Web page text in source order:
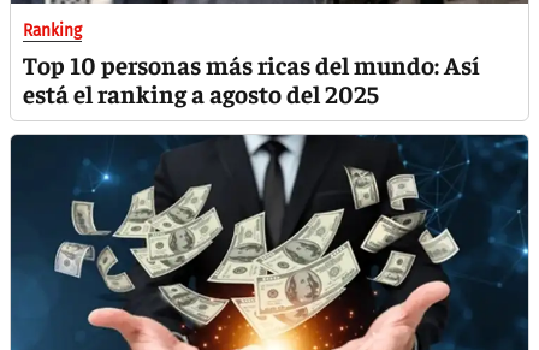
Ranking
Top 10 personas más ricas del mundo: Así
está el ranking a agosto del 2025